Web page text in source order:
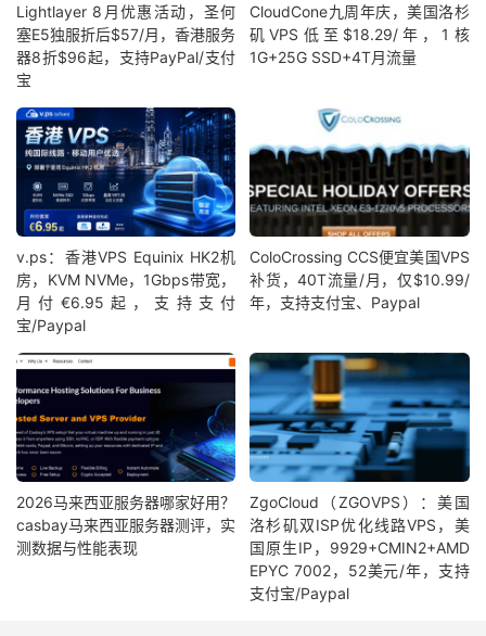
Lightlayer 8月优惠活动，圣何
塞E5独服折后$57/月，香港服务
器8折$96起，支持PayPal/支付
宝
CloudCone九周年庆，美国洛杉
矶VPS低至$18.29/年，1核
1G+25G SSD+4T月流量
v.ps：香港VPS Equinix HK2机
房，KVM NVMe，1Gbps带宽，
月付€6.95起，支持支付
宝/Paypal
ColoCrossing CCS便宜美国VPS
补货，40T流量/月，仅$10.99/
年，支持支付宝、Paypal
2026马来西亚服务器哪家好用？
casbay马来西亚服务器测评，实
测数据与性能表现
ZgoCloud（ZGOVPS）：美国
洛杉矶双ISP优化线路VPS，美
国原生IP，9929+CMIN2+AMD
EPYC 7002，52美元/年，支持
支付宝/Paypal